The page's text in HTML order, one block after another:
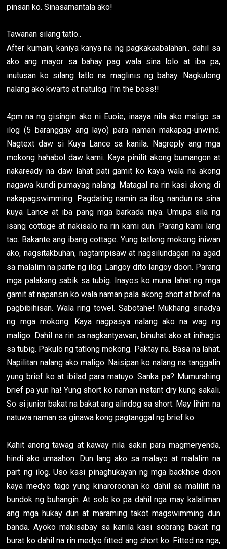
pinsan ko. Sinasamantala ako!
Tawanan silang tatlo..
After kumain, kaniya kanya na ng pagkakaabalahan.. dahil sa
ako ang mayor sa bahay pag wala sina lolo at iba pa,
inutusan ko silang tatlo na maglinis ng bahay. Nagkulong
nalang ako kwarto at natulog. I'm the boss!!
4pm na ng gisingin ako ni Euoie, inaaya nila ako maligo sa
ilog (5 baranggay ang layo) para naman makapag-unwind.
Nagtext daw si Kuya Lance sa kanila. Nagreply ang mga
mokong hahabol daw kami. Kaya pinilit akong bumangon at
nakaready na daw lahat pati gamit ko kaya wala na akong
nagawa kundi pumayag nalang. Matagal na rin kasi akong di
nakapagswimming. Pagdating namin sa ilog, nandun na sina
kuya Lance at iba pang mga barkada niya. Umupa sila ng
isang cottage at nakisalo na rin kami dun. Parang kami lang
tao. Bakante ang ibang cottage. Yung tatlong mokong iniwan
ako, nagsitakbuhan, nagtampisaw at nagsilundagan na agad
sa malalim na parte ng ilog. Langoy dito langoy doon. Parang
mga palakang sabik sa tubig. Inayos ko muna lahat ng mga
gamit at napansin ko wala naman pala akong short at brief na
pagbibihisan. Wala ring towel. Sabotahe! Mukhang sinadya
ng mga mokong. Kaya nagpasya nalang ako na wag ng
maligo. Dahil na rin sa nagkantyawan, binuhat ako at inihagis
sa tubig. Pakulo ng tatlong mokong. Paktay na. Basa na lahat.
Napilitan nalang ako maligo. Naisipan ko nalang na tanggalin
yung brief ko at ibilad para matuyo. Sanka pa? Mumurahing
brief pa yun ha! Yung short ko naman instant dry kung sakali.
So si junior bakat na bakat ang alindog sa short. May lihim na
natuwa naman sa ginawa kong pagtanggal ng brief ko.
Kahit anong tawag at kaway nila sakin para magmeryenda,
hindi ako umaahon. Dun lang ako sa malayo at malalim na
part ng ilog. Uso kasi pinaghukayan ng mga backhoe doon
kaya medyo tago yung kinaroroonan ko dahil sa maliliit na
bundok ng buhangin. At solo ko pa dahil nga may kalaliman
ang mga hukay dun at maraming takot magswimming dun
banda. Ayoko makisabay sa kanila kasi sobrang bakat ng
burat ko dahil na rin medyo fitted ang short ko. Fitted na nga,